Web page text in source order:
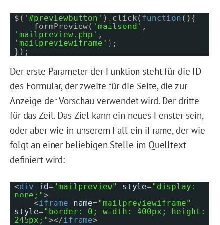
$( '#previewbutton' ).click( function (){
formPreview( 'mailsend' ,
'mailpreview.php' ,
'mailpreviewiframe' );
});
Der erste Parameter der Funktion steht für die ID
des Formular, der zweite für die Seite, die zur
Anzeige der Vorschau verwendet wird. Der dritte
für das Zeil. Das Ziel kann ein neues Fenster sein,
oder aber wie in unserem Fall ein iFrame, der wie
folgt an einer beliebigen Stelle im Quelltext
definiert wird:
<div id="mailpreview" style="display:
none;">
<iframe name="mailpreviewiframe"
style="border: 0; width: 400px; height:
245px;"></iframe>